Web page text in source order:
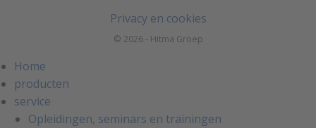
Privacy en cookies
© 2026 - Hitma Groep
Home
producten
service
Opleidingen, seminars en trainingen